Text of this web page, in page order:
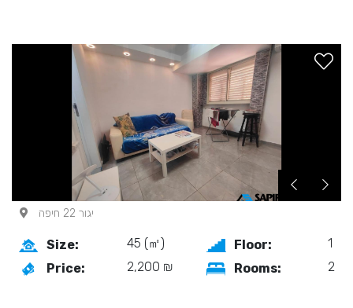
יגור 22 חיפה
Size: 45 (㎡) Floor:
1
Price:
2,200 ₪ Rooms: 2